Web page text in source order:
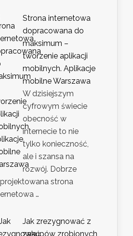
Strona internetowa
dopracowana do
maksimum –
tworzenie aplikacji
mobilnych. Aplikacje
mobilne Warszawa
W dzisiejszym
cyfrowym świecie
obecność w
internecie to nie
tylko konieczność,
ale i szansa na
rozwój. Dobrze
strona
…
Jak zrezygnować z
zakupów zrobionych